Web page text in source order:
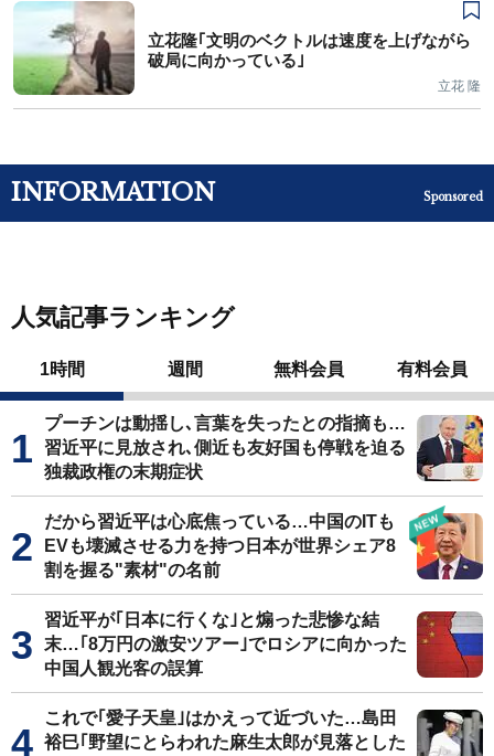
立花隆｢文明のベクトルは速度を上げながら
破局に向かっている｣
立花 隆
INFORMATION Sponsored
人気記事ランキング
1時間 週間 無料会員 有料会員
プーチンは動揺し､言葉を失ったとの指摘も…
習近平に見放され､側近も友好国も停戦を迫る
独裁政権の末期症状
だから習近平は心底焦っている…中国のITも
EVも壊滅させる力を持つ日本が世界シェア8
割を握る"素材"の名前
習近平が｢日本に行くな｣と煽った悲惨な結
末…｢8万円の激安ツアー｣でロシアに向かった
中国人観光客の誤算
これで｢愛子天皇｣はかえって近づいた…島田
裕巳｢野望にとらわれた麻生太郎が見落とした